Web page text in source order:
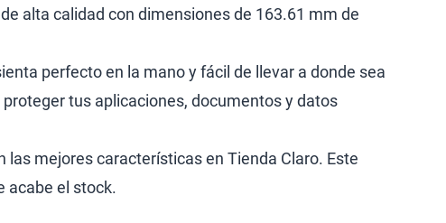
alta calidad con dimensiones de 163.61 mm de
perfecto en la mano y fácil de llevar a donde sea
tus aplicaciones, documentos y datos
las mejores características en Tienda Claro. Este
acabe el stock.